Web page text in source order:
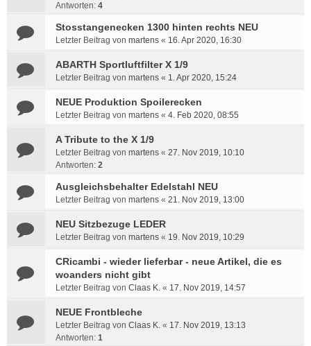
Antworten: 4
Stosstangenecken 1300 hinten rechts NEU
Letzter Beitrag von martens « 16. Apr 2020, 16:30
ABARTH Sportluftfilter X 1/9
Letzter Beitrag von martens « 1. Apr 2020, 15:24
NEUE Produktion Spoilerecken
Letzter Beitrag von martens « 4. Feb 2020, 08:55
A Tribute to the X 1/9
Letzter Beitrag von martens « 27. Nov 2019, 10:10
Antworten: 2
Ausgleichsbehalter Edelstahl NEU
Letzter Beitrag von martens « 21. Nov 2019, 13:00
NEU Sitzbezuge LEDER
Letzter Beitrag von martens « 19. Nov 2019, 10:29
CRicambi - wieder lieferbar - neue Artikel, die es
woanders nicht gibt
Letzter Beitrag von Claas K. « 17. Nov 2019, 14:57
NEUE Frontbleche
Letzter Beitrag von Claas K. « 17. Nov 2019, 13:13
Antworten: 1